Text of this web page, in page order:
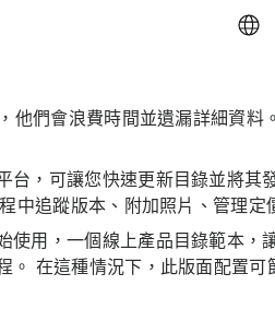
售部 檢視示範 下載應用程式
他們會浪費時間並遺漏詳細資料
台，可讓您快速更新目錄並將其
中追蹤版本、附加照片、管理定
使用，一個線上產品目錄範本，
。 在這種情況下，此版面配置